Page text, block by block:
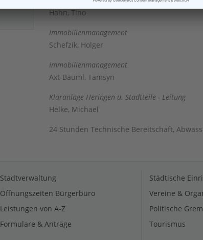
Hahn, Tino
Immobilienmanagement
Schefzik, Holger
Immobilienmanagement
Axt-Bäuml, Tamsyn
Kläranlage Heringen u. Stadtteile - Leitung
Helke, Michael
24 Stunden Technische Bereitschaft,
Stadtverwaltung
Öffnungszeiten Bürgerbüro
Leistungen von A-Z
Formulare & Anträge
Städtische
Vereine &
Politische
Tourismus